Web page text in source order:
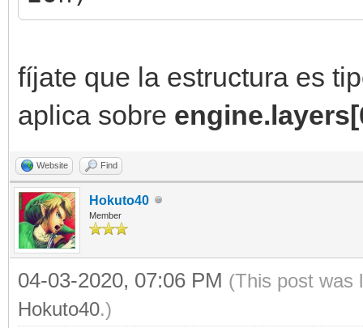
fíjate que la estructura es
aplica sobre
Website Find
Hokuto40
Member
04-03-2020, 07:06 PM (This post was
Hokuto40.)